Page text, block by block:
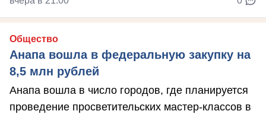
Общество
Анапа вошла в федеральную закупку на
8,5 млн рублей
Анапа вошла в число городов, где планируется
проведение просветительских мастер-классов в